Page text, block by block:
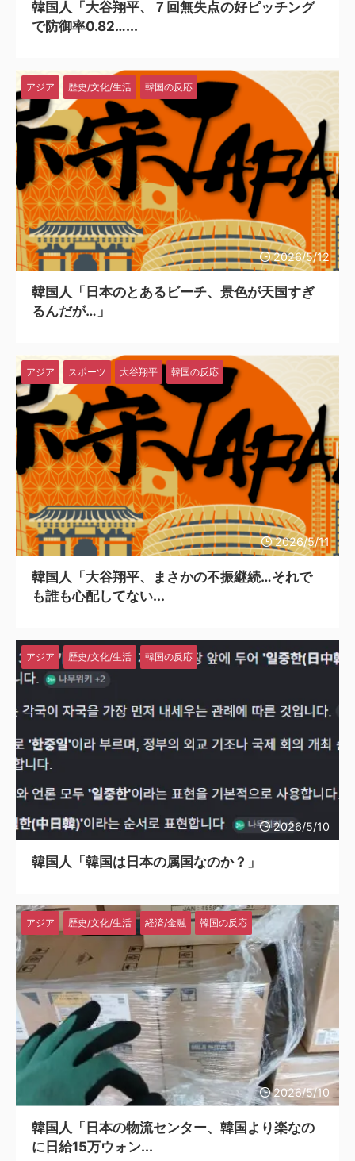
韓国人「大谷翔平、７回無失点の好ピッチング
で防御率0.82…...
2026/5/12
アジア 歴史/文化/生活 韓国の反応
韓国人「日本のとあるビーチ、景色が天国すぎ
るんだが…」
2026/5/11
アジア スポーツ 大谷翔平 韓国の反応
韓国人「大谷翔平、まさかの不振継続…それで
も誰も心配してない...
2026/5/10
アジア 歴史/文化/生活 韓国の反応
韓国人「韓国は日本の属国なのか？」
2026/5/10
アジア 歴史/文化/生活 経済/金融 韓国の反応
韓国人「日本の物流センター、韓国より楽なの
に日給15万ウォン...